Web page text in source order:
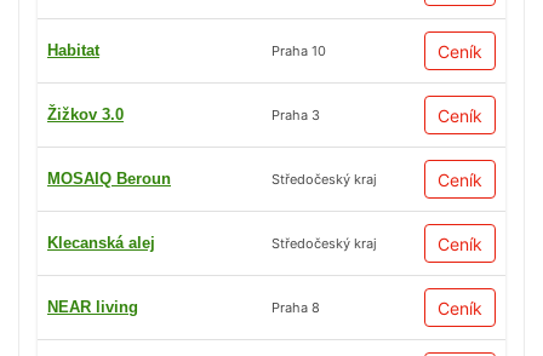
Habitat Praha 10 Ceník
Žižkov 3.0 Praha 3 Ceník
MOSAIQ Beroun Středočeský kraj Ceník
Klecanská alej Středočeský kraj Ceník
NEAR living Praha 8 Ceník